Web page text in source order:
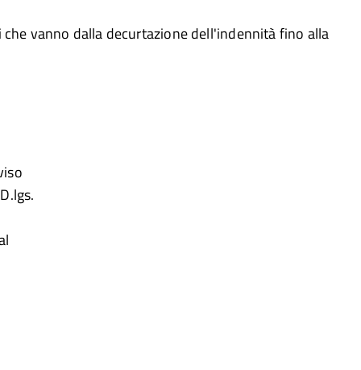
vanno dalla decurtazione dell'indennità fino alla